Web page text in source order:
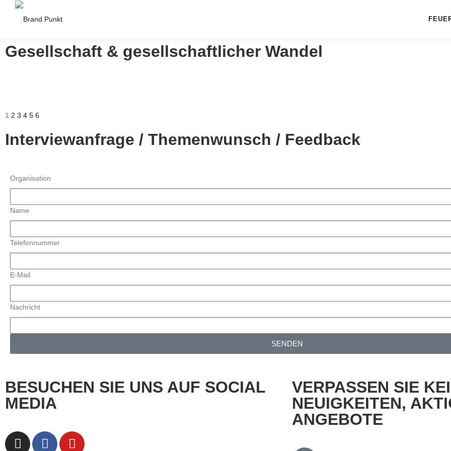
Gesellschaft & gesellschaftlicher Wandel
1 2 3 4 5 6
Interviewanfrage / Themenwunsch / Feedback
Organisation
Name
Telefonnummer
E-Mail
Nachricht
SENDEN
BESUCHEN SIE UNS AUF SOCIAL
MEDIA
VERPASSEN SIE
NEUIGKEITEN,
ANGEBOTE